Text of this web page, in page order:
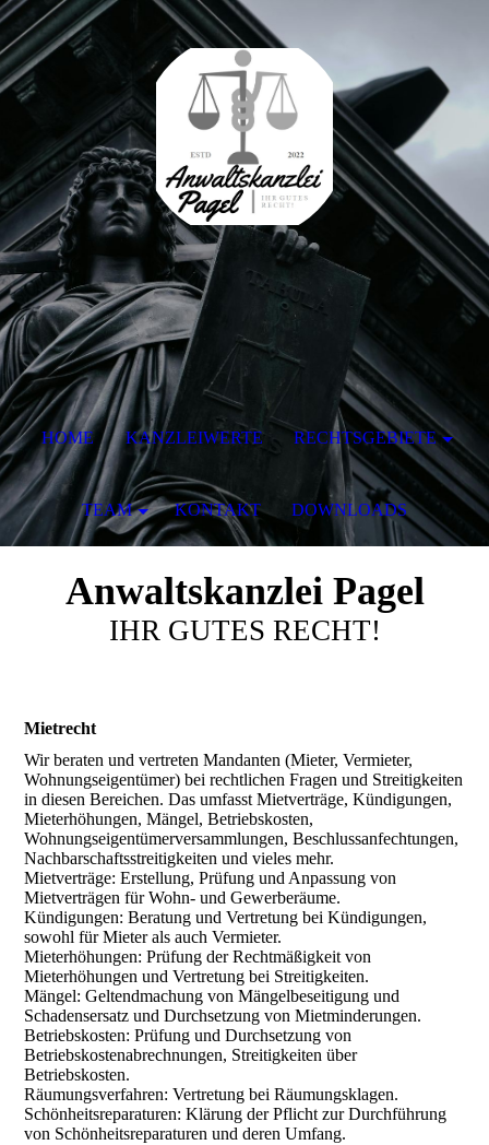
Anwaltskanzlei Pagel
IHR GUTES RECHT!
Mietrecht
Wir beraten und vertreten Mandanten (Mieter, Vermieter,
Wohnungseigentümer) bei rechtlichen Fragen und Streitigkeiten
in diesen Bereichen. Das umfasst Mietverträge, Kündigungen,
Mieterhöhungen, Mängel, Betriebskosten,
Wohnungseigentümerversammlungen, Beschlussanfechtungen,
Nachbarschaftsstreitigkeiten und vieles mehr.
Mietverträge: Erstellung, Prüfung und Anpassung von
Mietverträgen für Wohn- und Gewerberäume.
Kündigungen: Beratung und Vertretung bei Kündigungen,
sowohl für Mieter als auch Vermieter.
Mieterhöhungen: Prüfung der Rechtmäßigkeit von
Mieterhöhungen und Vertretung bei Streitigkeiten.
Mängel: Geltendmachung von Mängelbeseitigung und
Schadensersatz und Durchsetzung von Mietminderungen.
Betriebskosten: Prüfung und Durchsetzung von
Betriebskostenabrechnungen, Streitigkeiten über
Betriebskosten.
Räumungsverfahren: Vertretung bei Räumungsklagen.
Schönheitsreparaturen: Klärung der Pflicht zur Durchführung
von Schönheitsreparaturen und deren Umfang.
HOME KANZLEIWERTE RECHTSGEBIETE
TEAM KONTAKT DOWNLOADS